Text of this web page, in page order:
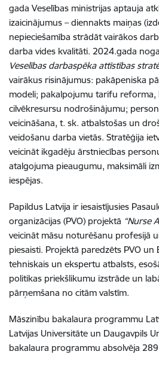
gada Veselības ministrijas aptauja
izaicinājumus – diennakts maiņas
nepieciešamība strādāt vairākos
darba vides kvalitāti. 2024.gada
Veselības darbaspēka attīstības
vairākus risinājumus: pakāpeniska
modeli; pakalpojumu tarifu reforma,
cilvēkresursu nodrošinājumu;
veicināšana, t. sk. atbalstošas un
veidošanu darba vietās. Stratēģija
veicināt ikgadēju ārstniecības
atalgojuma pieaugumu, maksimāli
iespējas.
Papildus Latvija ir iesaistījusies
organizācijas (PVO) projektā “Nurse
veicināt māsu noturēšanu profesijā
piesaisti. Projektā paredzēts PVO un
tehniskais un ekspertu atbalsts,
politikas priekšlikumu izstrāde un
pārņemšana no citām valstīm.
Māszinību bakalaura programmu
Latvijas Universitāte un Daugavpils
bakalaura programmu absolvēja